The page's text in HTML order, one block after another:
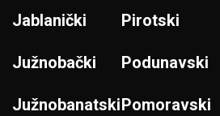
Jablanički
Južnobački
Južnobanatski
Pirotski
Podunavski
Pomoravski